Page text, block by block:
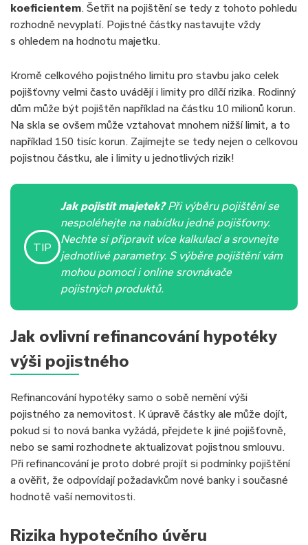
koeficientem. Šetřit na pojištění se tedy z tohoto pohledu
rozhodně nevyplatí. Pojistné částky nastavujte vždy
s ohledem na hodnotu majetku.
Kromě celkového pojistného limitu pro stavbu jako celek
pojišťovny velmi často uvádějí i limity pro dílčí rizika. Rodinný
dům může být pojištěn například na částku 10 milionů korun.
Na skla se ovšem může vztahovat mnohem nižší limit, a to
například 150 tisíc korun. Zajímejte se tedy nejen o celkovou
pojistnou částku, ale i limity u jednotlivých rizik!
TIP
Jak pojistit majetek?Při výběru pojištění se
nespoléhejte na nabídku jedné pojišťovny.
Nechte si připravit více kalkulací a srovnejte
jednotlivé parametry. S výběre pojištění vám
mohou pomocí i online srovnávače
pojistných produktů.
Jak ovlivní refinancování hypotéky
výši pojistného
Refinancování hypotéky samo o sobě nemění výši
pojistného za nemovitost. K úpravě částky ale může dojít,
pokud si to nová banka vyžádá, přejdete k jiné pojišťovně,
nebo se sami rozhodnete aktualizovat pojistnou smlouvu.
Při refinancování je proto dobré projít si podmínky pojištění
a ověřit, že odpovídají požadavkům nové banky i současné
hodnotě vaší nemovitosti.
Rizika hypotečního úvěru